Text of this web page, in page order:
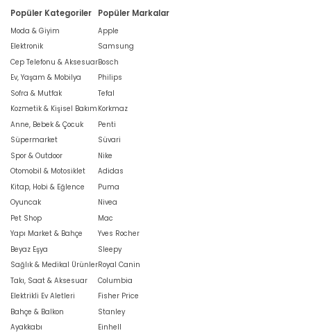
Popüler Kategoriler
Moda & Giyim
Elektronik
Cep Telefonu & Aksesuar
Ev, Yaşam & Mobilya
Sofra & Mutfak
Kozmetik & Kişisel Bakım
Anne, Bebek & Çocuk
Süpermarket
Spor & Outdoor
Otomobil & Motosiklet
Kitap, Hobi & Eğlence
Oyuncak
Pet Shop
Yapı Market & Bahçe
Beyaz Eşya
Sağlık & Medikal Ürünler
Takı, Saat & Aksesuar
Elektrikli Ev Aletleri
Bahçe & Balkon
Ayakkabı
Popüler Markalar
Apple
Samsung
Bosch
Philips
Tefal
Korkmaz
Penti
Süvari
Nike
Adidas
Puma
Nivea
Mac
Yves Rocher
Sleepy
Royal Canin
Columbia
Fisher Price
Stanley
Einhell